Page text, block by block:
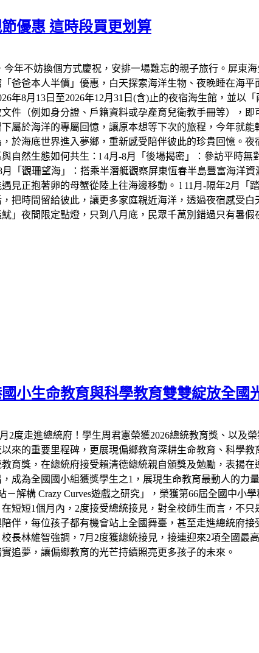
優惠 這時段買更划算
今年不妨換個方式慶祝，安排一場難忘的親子旅行。屏東
爸爸本人半價」優惠，白天探索海洋生物、夜晚睡在海
年8月13日至2026年12月31日(含)止的夜宿海生館，並
件（例如身分證、戶籍資料或孕產育兒衛教手冊等），
屬於海洋的專屬回憶，讓原本想等下次的旅程，今年就
於海底世界進入夢鄉，重新感受陪伴彼此的珍貴回憶。
自然生態如何共生：l 4月-8月「後場揭密」：參訪平時
「觀珊望海」：搭乘半潛艇觀察屏東恆春半島豐富海洋
見正抱著卵的母蟹從陸上往海邊移動。 l 11月-隔年2月「
把時間留給彼此，讓更多家庭親近海洋，透過夜宿感受
」夜間限定點燈，只到八月底，民眾千萬別錯過只有暑
小生命教育與科學教育雙雙綻放全國
2度走進總統府！學生周君憲榮獲2026總統教育獎、以及
來的重要里程碑，更展現偏鄉教育深耕生命教育、科學
育獎，在總統府接受賴清德總統親自頒獎及勉勵，表揚
成為全國國小組獲獎學生之1，展現生命教育最動人的力
解構 Crazy Curves遊戲之研究」，榮獲第66屆全國中小
短短1個月內，2度接受總統接見，對全校師生而言，不
伴，每位孩子都有機會站上全國舞臺，甚至走進總統府
長林維智強調，7月2度獲總統接見，接連迎來2項全國最
追夢，讓偏鄉教育的光芒持續照亮更多孩子的未來。